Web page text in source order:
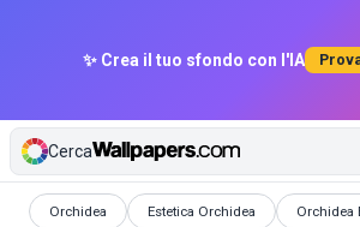
✨ Crea il tuo sfondo con l'IA
Cerca
Orchidea
Sfondi Estetica Orchidea
Sfondi Orchidea
Sfondi